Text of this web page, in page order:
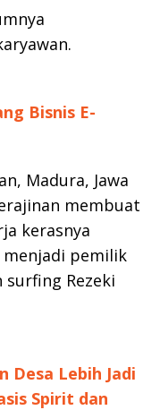
Bisnis E-
Madura, Jawa
membuat
kerasnya
menjadi pemilik
Rezeki
Desa Lebih Jadi
Spirit dan